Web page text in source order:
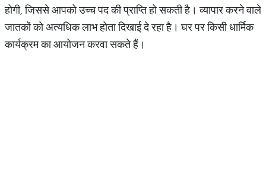
होगी, जिससे आपको उच्च पद की प्राप्ति हो सकती है। व्यापार करने वाले
जातकों को अत्यधिक लाभ होता दिखाई दे रहा है। घर पर किसी धार्मिक
कार्यक्रम का आयोजन करवा सकते हैं।